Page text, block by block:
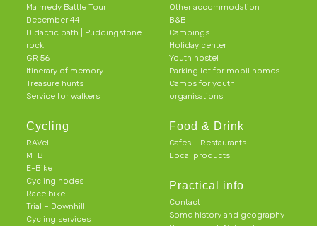
Malmedy Battle Tour
December 44
Didactic path | Puddingstone
rock
GR 56
Itinerary of memory
Treasure hunts
Service for walkers
Cycling
RAVeL
MTB
E-Bike
Cycling nodes
Race bike
Trial – Downhill
Cycling services
Other accommodation
B&B
Campings
Holiday center
Youth hostel
Parking lot for mobil homes
Camps for youth
organisations
Food & Drink
Cafes – Restaurants
Local products
Practical info
Contact
Some history and geography